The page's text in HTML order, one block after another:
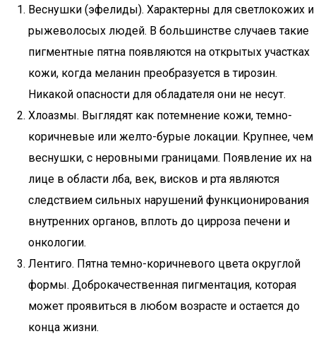
Веснушки (эфелиды). Характерны для светлокожих и
рыжеволосых людей. В большинстве случаев такие
пигментные пятна появляются на открытых участках
кожи, когда меланин преобразуется в тирозин.
Никакой опасности для обладателя они не несут.
Хлоазмы. Выглядят как потемнение кожи, темно-
коричневые или желто-бурые локации. Крупнее, чем
веснушки, с неровными границами. Появление их на
лице в области лба, век, висков и рта являются
следствием сильных нарушений функционирования
внутренних органов, вплоть до цирроза печени и
онкологии.
Лентиго. Пятна темно-коричневого цвета округлой
формы. Доброкачественная пигментация, которая
может проявиться в любом возрасте и остается до
конца жизни.